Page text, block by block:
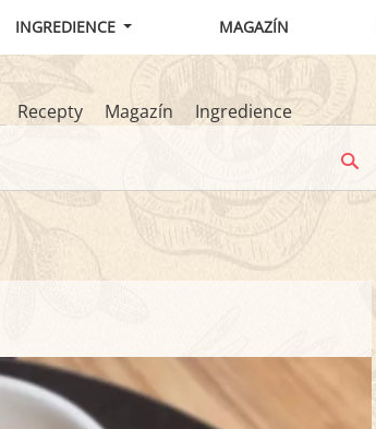
INGREDIENCE MAGAZÍN
Recepty Magazín Ingredience